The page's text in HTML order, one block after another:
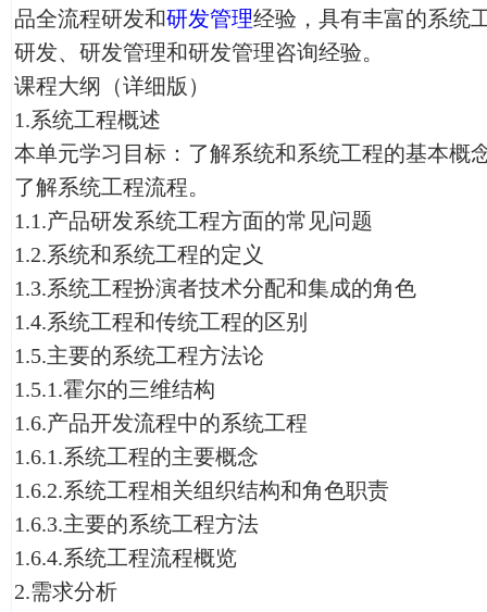
品全流程研发和研发管理经验，具有丰富的系统
研发、研发管理和研发管理咨询经验。
课程大纲（详细版）
1.系统工程概述
本单元学习目标：了解系统和系统工程的基本概
了解系统工程流程。
1.1.产品研发系统工程方面的常见问题
1.2.系统和系统工程的定义
1.3.系统工程扮演者技术分配和集成的角色
1.4.系统工程和传统工程的区别
1.5.主要的系统工程方法论
1.5.1.霍尔的三维结构
1.6.产品开发流程中的系统工程
1.6.1.系统工程的主要概念
1.6.2.系统工程相关组织结构和角色职责
1.6.3.主要的系统工程方法
1.6.4.系统工程流程概览
2.需求分析